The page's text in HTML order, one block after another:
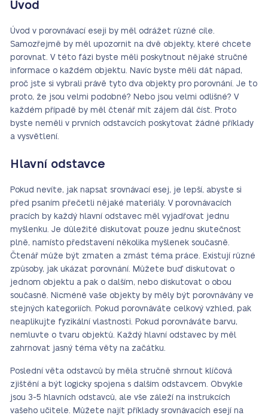
Úvod
Úvod v porovnávací eseji by měl odrážet různé cíle.
Samozřejmě by měl upozornit na dvě objekty, které chcete
porovnat. V této fázi byste měli poskytnout nějaké stručné
informace o každém objektu. Navíc byste měli dát nápad,
proč jste si vybrali právě tyto dva objekty pro porovnání. Je to
proto, že jsou velmi podobné? Nebo jsou velmi odlišné? V
každém případě by měl čtenář mít zájem dál číst. Proto
byste neměli v prvních odstavcích poskytovat žádné příklady
a vysvětlení.
Hlavní odstavce
Pokud nevíte, jak napsat srovnávací esej, je lepší, abyste si
před psaním přečetli nějaké materiály. V porovnávacích
pracích by každý hlavní odstavec měl vyjadřovat jednu
myšlenku. Je důležité diskutovat pouze jednu skutečnost
plně, namísto představení několika myšlenek současně.
Čtenář může být zmaten a zmást téma práce. Existují různé
způsoby, jak ukázat porovnání. Můžete buď diskutovat o
jednom objektu a pak o dalším, nebo diskutovat o obou
současně. Nicméně vaše objekty by měly být porovnávány ve
stejných kategoriích. Pokud porovnáváte celkový vzhled, pak
neaplikujte fyzikální vlastnosti. Pokud porovnáváte barvu,
nemluvte o tvaru objektů. Každý hlavní odstavec by měl
zahrnovat jasný téma věty na začátku.
Poslední věta odstavců by měla stručně shrnout klíčová
zjištění a být logicky spojena s dalším odstavcem. Obvykle
jsou 3-5 hlavních odstavců, ale vše záleží na instrukcích
vašeho učitele. Můžete najít příklady srovnávacích esejí na